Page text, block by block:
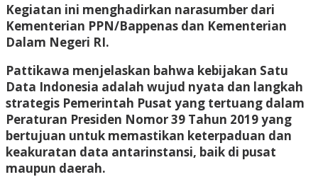
Kegiatan ini menghadirkan narasumber dari
Kementerian PPN/Bappenas dan Kementerian
Dalam Negeri RI.
Pattikawa menjelaskan bahwa kebijakan Satu
Data Indonesia adalah wujud nyata dan langkah
strategis Pemerintah Pusat yang tertuang dalam
Peraturan Presiden Nomor 39 Tahun 2019 yang
bertujuan untuk memastikan keterpaduan dan
keakuratan data antarinstansi, baik di pusat
maupun daerah.